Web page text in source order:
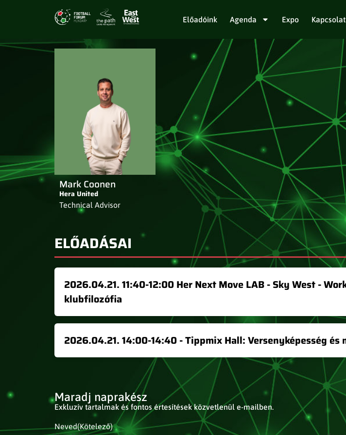
Előadóink Agenda Expo Kapcsolat
Mark Coonen
Hera United
Technical Advisor
ELŐADÁSAI
2026.04.21. 11:40-12:00 Her Next Move LAB - Sky West -
klubfilozófia
2026.04.21. 14:00-14:40 - Tippmix Hall: Versenyképesség
Maradj naprakész
Exkluzív tartalmak és fontos értesítések közvetlenül e-mailben.
Neved(Kötelező)